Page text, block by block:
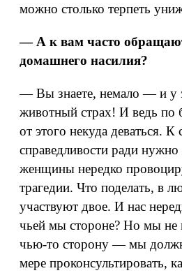
можно столько терпеть
— А к вам часто
домашнего насилия?
— Вы знаете, немало — и у
животный страх! И ведь по
от этого некуда деваться.
справедливости ради нужно
женщины нередко
трагедии. Что поделать, в
участвуют двое. И нас
чьей мы стороне? Но мы не
чью-то сторону — мы
мере проконсультировать,